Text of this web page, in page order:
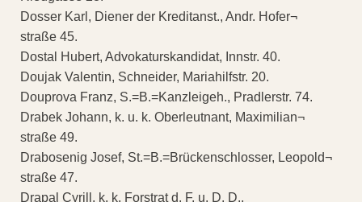
Dosser Karl, Diener der Kreditanst., Andr. Hofer¬
straße 45.
Dostal Hubert, Advokaturskandidat, Innstr. 40.
Doujak Valentin, Schneider, Mariahilfstr. 20.
Douprova Franz, S.=B.=Kanzleigeh., Pradlerstr. 74.
Drabek Johann, k. u. k. Oberleutnant, Maximilian¬
straße 49.
Drabosenig Josef, St.=B.=Brückenschlosser, Leopold¬
straße 47.
Drapal Cyrill, k. k. Forstrat d. F. u. D. D.,